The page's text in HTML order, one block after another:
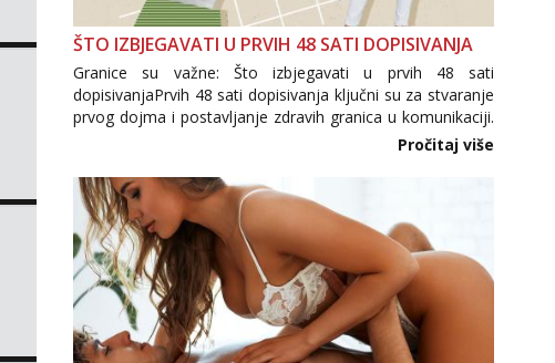
ŠTO IZBJEGAVATI U PRVIH 48 SATI DOPISIVANJA
Granice su važne: Što izbjegavati u prvih 48 sati
dopisivanjaPrvih 48 sati dopisivanja ključni su za stvaranje
prvog dojma i postavljanje zdravih granica u komunikaciji.
Važno je izbjeći prebrzo otkrivanje osobnih ili intimnih
informacija, jer nepoznata osoba još nije zaslužila to
povjerenje. Takođe...
Pročitaj više